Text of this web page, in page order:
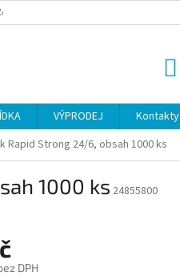
OSOBNÍCH ÚDAJŮ
VÝPRODEJ Kontakty
Rapid Strong 24/6, obsah 1000 ks
1000 ks 24855800
DPH